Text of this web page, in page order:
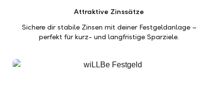
Attraktive Zinssätze
Sichere dir stabile Zinsen mit deiner Festgeldanlage –
perfekt für kurz- und langfristige Sparziele.